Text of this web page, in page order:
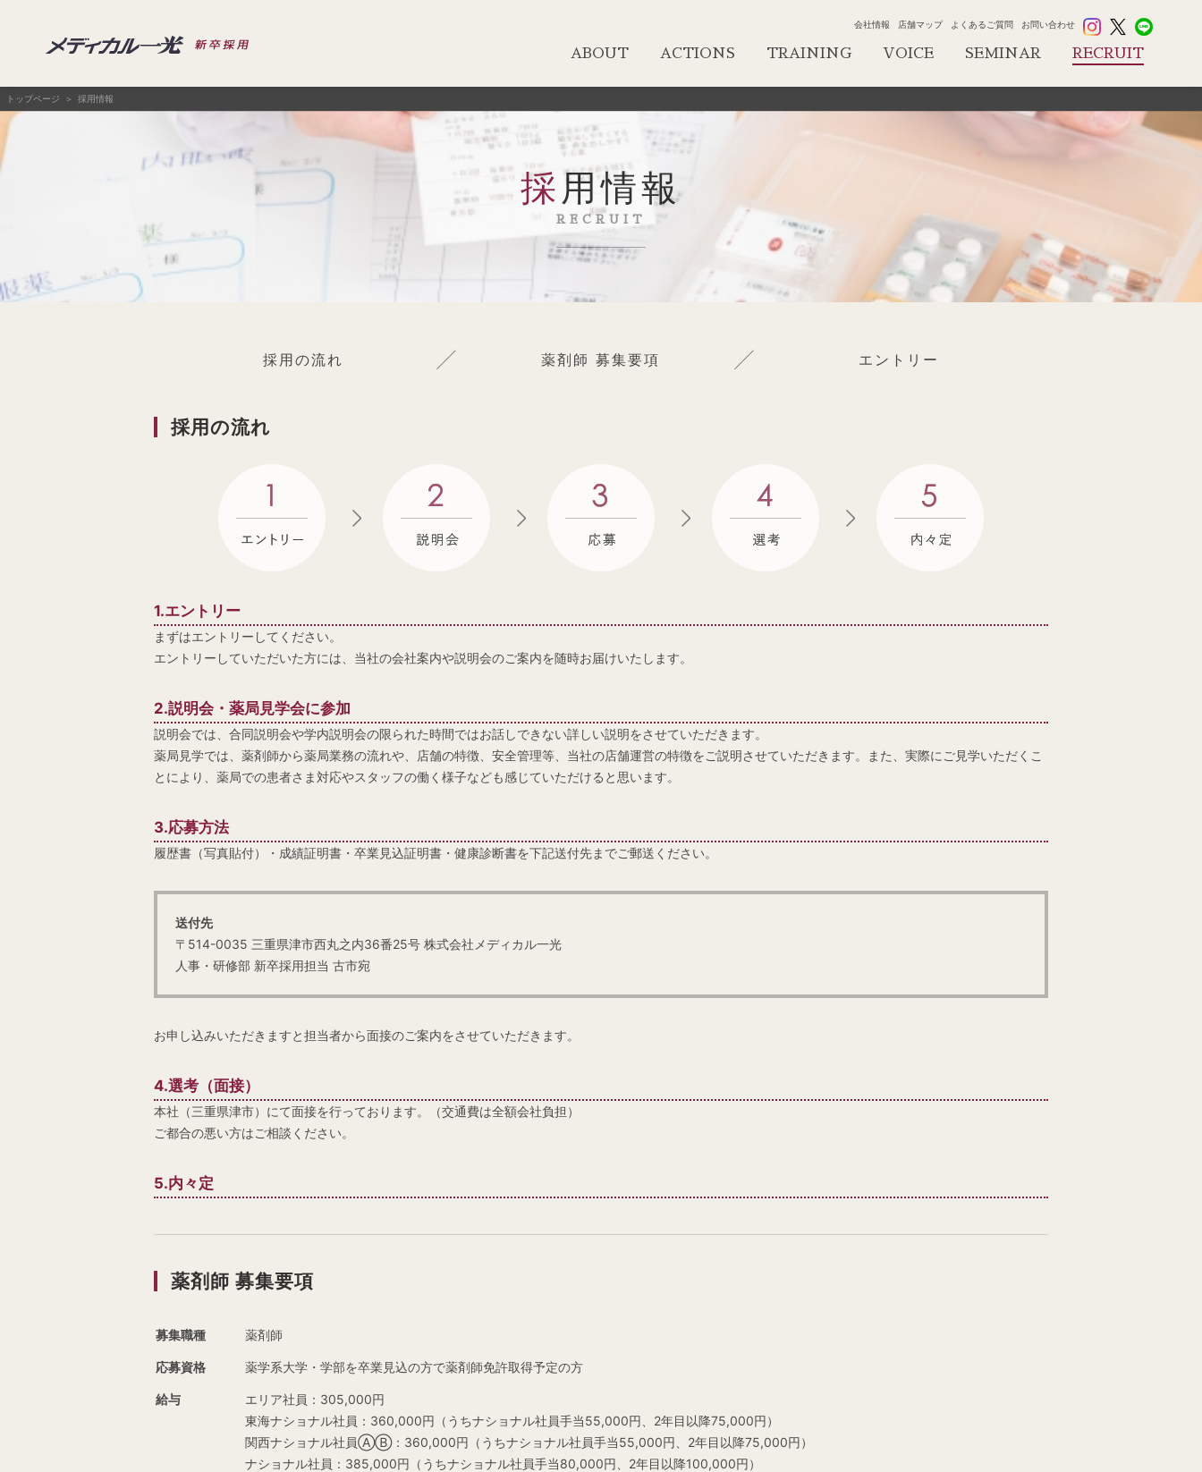
会社情報 店舗マップ よくあるご質問 お問い合わせ
ABOUT ACTIONS TRAINING VOICE SEMINAR RECRUIT
トップページ 採用情報
採用情報
RECRUIT
採用の流れ 薬剤師 募集要項 エントリー
採用の流れ
1.エントリー
まずはエントリーしてください。
エントリーしていただいた方には、当社の会社案内や説明会のご案内を随時お届けいたします。
2.説明会・薬局見学会に参加
説明会では、合同説明会や学内説明会の限られた時間ではお話しできない詳しい説明をさせていただきます。
薬局見学では、薬剤師から薬局業務の流れや、店舗の特徴、安全管理等、当社の店舗運営の特徴をご説明させていただきます。また、実際にご見学いただくこ
とにより、薬局での患者さま対応やスタッフの働く様子なども感じていただけると思います。
3.応募方法
履歴書（写真貼付）・成績証明書・卒業見込証明書・健康診断書を下記送付先までご郵送ください。
送付先
〒514-0035 三重県津市西丸之内36番25号 株式会社メディカル一光
人事・研修部 新卒採用担当 古市宛
お申し込みいただきますと担当者から面接のご案内をさせていただきます。
4.選考（面接）
本社（三重県津市）にて面接を行っております。（交通費は全額会社負担）
ご都合の悪い方はご相談ください。
5.内々定
薬剤師 募集要項
募集職種 薬剤師
応募資格 薬学系大学・学部を卒業見込の方で薬剤師免許取得予定の方
給与
エリア社員：305,000円
東海ナショナル社員：360,000円（うちナショナル社員手当55,000円、2年目以降75,000円）
関西ナショナル社員ⒶⒷ：360,000円（うちナショナル社員手当55,000円、2年目以降75,000円）
ナショナル社員：385,000円（うちナショナル社員手当80,000円、2年目以降100,000円）